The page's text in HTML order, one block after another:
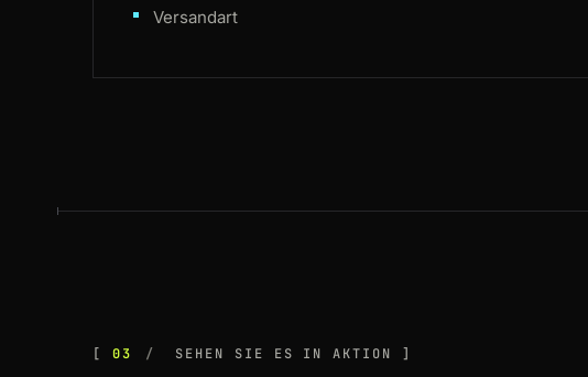
Versandart
03 SEHEN SIE ES IN AKTION